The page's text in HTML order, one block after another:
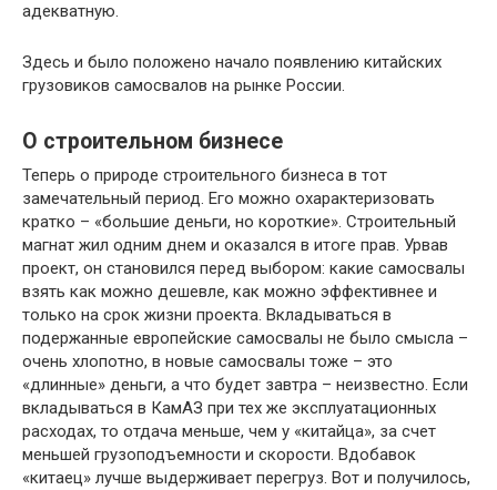
адекватную.
Здесь и было положено начало появлению китайских
грузовиков самосвалов на рынке России.
О строительном бизнесе
Теперь о природе строительного бизнеса в тот
замечательный период. Его можно охарактеризовать
кратко – «большие деньги, но короткие». Строительный
магнат жил одним днем и оказался в итоге прав. Урвав
проект, он становился перед выбором: какие самосвалы
взять как можно дешевле, как можно эффективнее и
только на срок жизни проекта. Вкладываться в
подержанные европейские самосвалы не было смысла –
очень хлопотно, в новые самосвалы тоже – это
«длинные» деньги, а что будет завтра – неизвестно. Если
вкладываться в КамАЗ при тех же эксплуатационных
расходах, то отдача меньше, чем у «китайца», за счет
меньшей грузоподъемности и скорости. Вдобавок
«китаец» лучше выдерживает перегруз. Вот и получилось,